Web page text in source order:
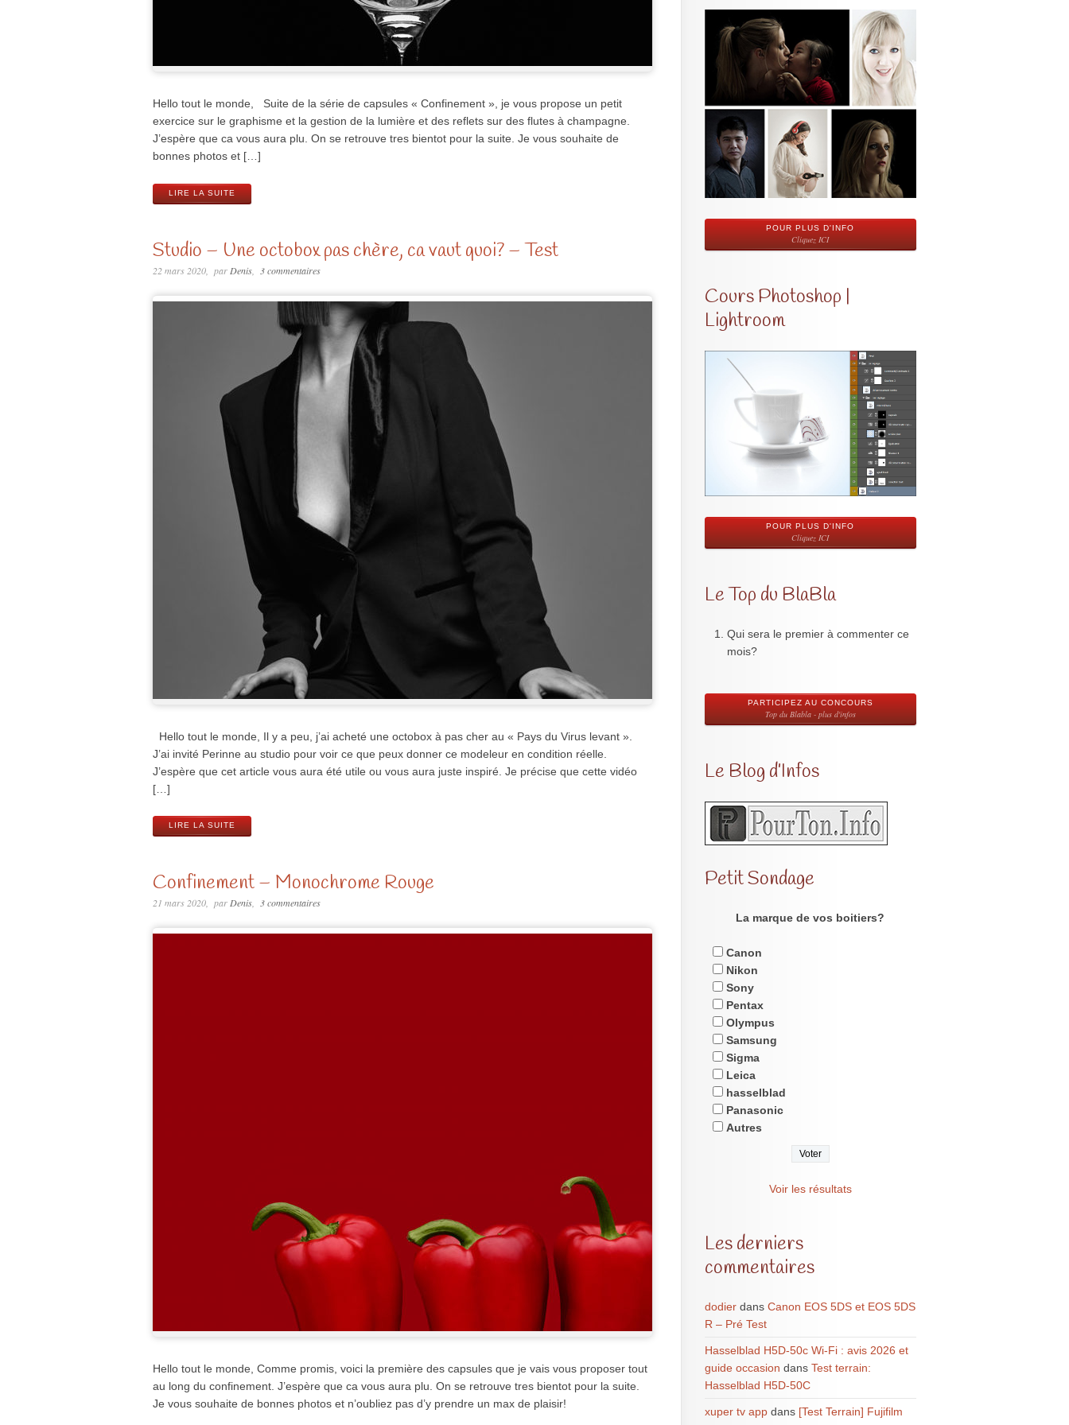
Hello tout le monde, Suite de la série de capsules « Confinement », je vous propose un petit
exercice sur le graphisme et la gestion de la lumière et des reflets sur des flutes à champagne.
J’espère que ca vous aura plu. On se retrouve tres bientot pour la suite. Je vous souhaite de
bonnes photos et […]
LIRE LA SUITE
Studio – Une octobox pas chère, ca vaut quoi? – Test
22 mars 2020 par Denis 3 commentaires
Hello tout le monde, Il y a peu, j’ai acheté une octobox à pas cher au « Pays du Virus levant ».
J’ai invité Perinne au studio pour voir ce que peux donner ce modeleur en condition réelle.
J’espère que cet article vous aura été utile ou vous aura juste inspiré. Je précise que cette vidéo
[…]
LIRE LA SUITE
Confinement – Monochrome Rouge
21 mars 2020 par Denis 3 commentaires
Hello tout le monde, Comme promis, voici la première des capsules que je vais vous proposer tout
au long du confinement. J’espère que ca vous aura plu. On se retrouve tres bientot pour la suite.
Je vous souhaite de bonnes photos et n’oubliez pas d’y prendre un max de plaisir!
POUR PLUS D'INFO
Cliquez ICI
Cours Photoshop |
Lightroom
POUR PLUS D'INFO
Cliquez ICI
Le Top du BlaBla
Qui sera le premier à commenter ce
mois?
PARTICIPEZ AU CONCOURS
Top du Blabla - plus d'infos
Le Blog d’Infos
Petit Sondage
La marque de vos boitiers?
Canon
Nikon
Sony
Pentax
Olympus
Samsung
Sigma
Leica
hasselblad
Panasonic
Autres
Voir les résultats
Les derniers
commentaires
dodierdans Canon EOS 5DS et EOS 5DS
R – Pré Test
Hasselblad H5D-50c Wi-Fi : avis 2026 et
guide occasion dans Test terrain:
Hasselblad H5D-50C
xuper tv appdans [Test Terrain] Fujifilm